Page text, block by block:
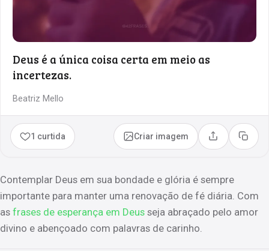
Deus é a única coisa certa em meio as
incertezas.
Beatriz Mello
1 curtida Criar imagem Compartilhar
Copiar
Contemplar Deus em sua bondade e glória é sempre
importante para manter uma renovação de fé diária. Com
as frases de esperança em Deus seja abraçado pelo amor
divino e abençoado com palavras de carinho.